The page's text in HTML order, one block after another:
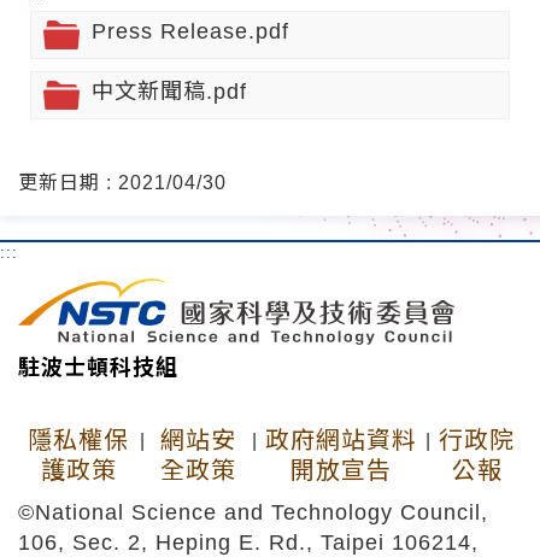
Press Release.pdf
中文新聞稿.pdf
更新日期 : 2021/04/30
:::
駐波士頓科技組
隱私權保
護政策
網站安
全政策
政府網站資料
開放宣告
行政院
公報
©National Science and Technology Council,
106, Sec. 2, Heping E. Rd., Taipei 106214,